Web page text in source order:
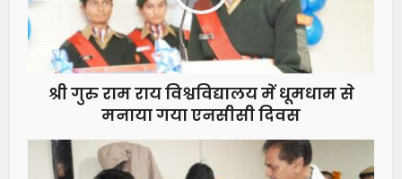
श्री गुरु राम राय विश्वविद्यालय में धूमधाम से
मनाया गया एनसीसी दिवस